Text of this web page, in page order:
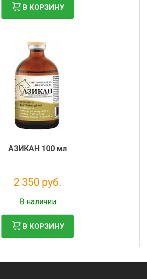
В КОРЗИНУ
АЗИКАН 100 мл
2 350 руб.
В наличии
В КОРЗИНУ